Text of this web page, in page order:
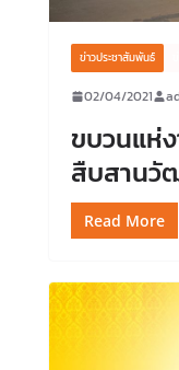
ข่าวประชาสัมพันธ์
02/04/2021
ขบวนแห่
สืบสานวั
Read More